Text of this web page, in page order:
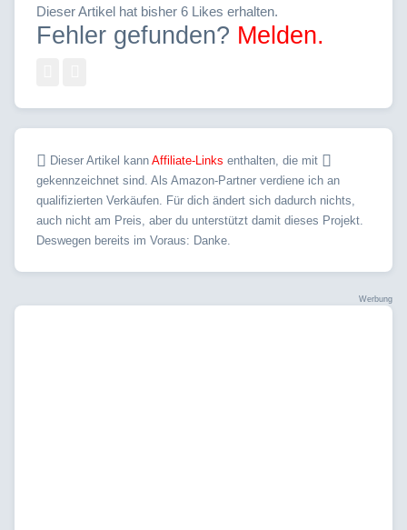
Dieser Artikel hat bisher 6 Likes erhalten.
Fehler gefunden? Melden.
Dieser Artikel kann Affiliate-Links enthalten, die mit
gekennzeichnet sind. Als Amazon-Partner verdiene ich an
qualifizierten Verkäufen. Für dich ändert sich dadurch nichts,
auch nicht am Preis, aber du unterstützt damit dieses Projekt.
Deswegen bereits im Voraus: Danke.
Werbung